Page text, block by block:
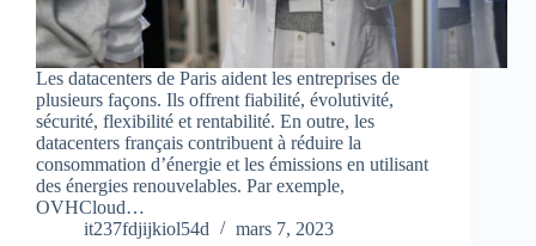
Les datacenters de Paris aident les entreprises de
plusieurs façons. Ils offrent fiabilité, évolutivité,
sécurité, flexibilité et rentabilité. En outre, les
datacenters français contribuent à réduire la
consommation d’énergie et les émissions en utilisant
des énergies renouvelables. Par exemple,
OVHCloud…
it237fdjijkiol54d
mars 7, 2023